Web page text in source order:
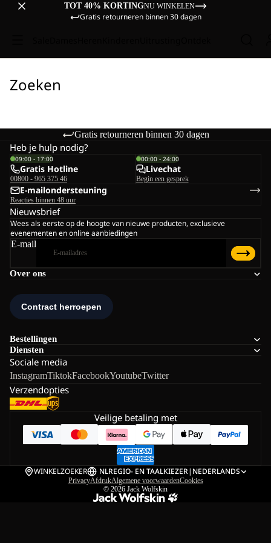
TOT 40% KORTINGNU WINKELEN
Gratis retourneren binnen 30 dagen
Zoeken
Gratis retourneren binnen 30 dagen
Over ons
Bestellingen
Diensten
Sociale media
InstagramTiktokFacebookYoutubeTwitter
Verzendopties
Heb je hulp nodig?
09:00 - 17:00
Gratis Hotline
00800 - 965 375 46
00:00 - 24:00
Livechat
Begin een gesprek
E-mailondersteuning
Reacties binnen 48 uur
Nieuwsbrief
Wees als eerste op de hoogte van nieuwe producten, exclusieve
evenementen en online aanbiedingen
E-mail
Veilige betaling met
WINKELZOEKER NLREGIO- EN TAALKIEZER| NEDERLANDS
PrivacyAfdrukAlgemene voorwaardenCookies
© 2026 Jack Wolfskin